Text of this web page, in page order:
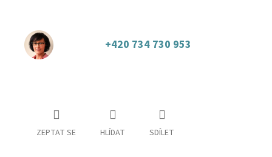
+420 734 730 953
ZEPTAT SE HLÍDAT SDÍLET